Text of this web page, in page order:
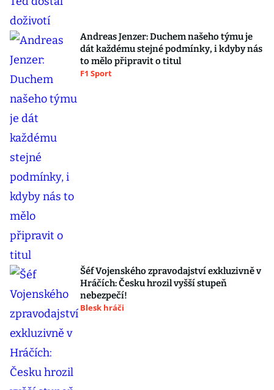
Andreas Jenzer: Duchem našeho týmu je
dát každému stejné podmínky, i kdyby nás
to mělo připravit o titul
F1 Sport
Šéf Vojenského zpravodajství exkluzivně v
Hráčích: Česku hrozil vyšší stupeň
nebezpečí!
Blesk hráči